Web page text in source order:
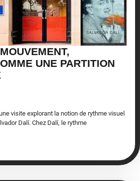
UNE PARTITION
visite explorant la notion de rythme visuel
Dalí. Chez Dalí, le rythme